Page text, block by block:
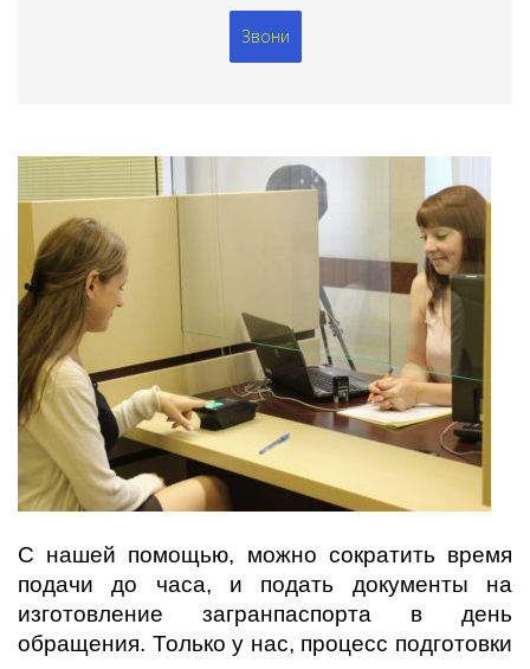
Звони
С нашей помощью, можно сократить время
подачи до часа, и подать документы на
изготовление загранпаспорта в день
обращения. Только у нас, процесс подготовки